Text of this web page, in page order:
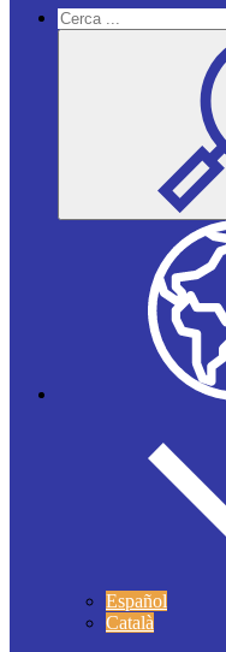
Español
Català